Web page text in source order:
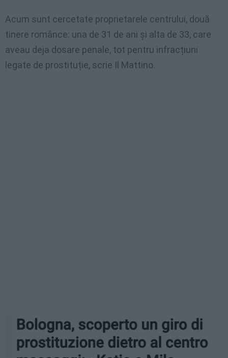
Acum sunt cercetate proprietarele centrului, două
tinere românce: una de 31 de ani și alta de 33, care
aveau deja dosare penale, tot pentru infracțiuni
legate de prostituție, scrie Il Mattino.